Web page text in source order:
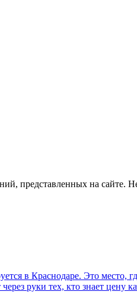
представленных на сайте.
в Краснодаре. Это
руки тех, кто знает